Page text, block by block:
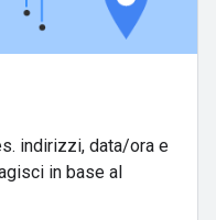
indirizzi, data/ora e
in base al